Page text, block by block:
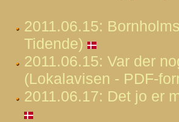
2011.06.15:
Tidende)
2011.06.15: Var der
(Lokalavisen - PDF-
2011.06.17: Det jo er